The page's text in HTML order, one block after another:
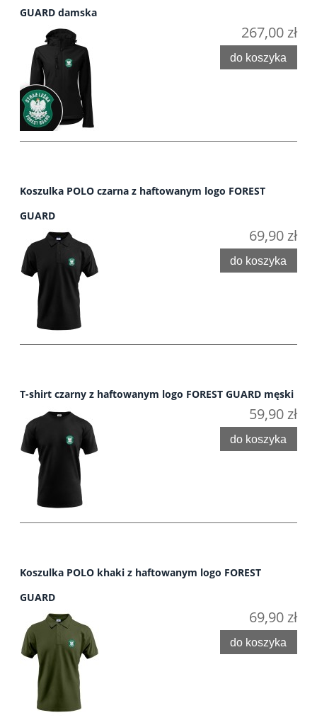
GUARD damska
267,00 zł
do koszyka
Koszulka POLO czarna z haftowanym logo FOREST
GUARD
69,90 zł
do koszyka
T-shirt czarny z haftowanym logo FOREST GUARD męski
59,90 zł
do koszyka
Koszulka POLO khaki z haftowanym logo FOREST
GUARD
69,90 zł
do koszyka